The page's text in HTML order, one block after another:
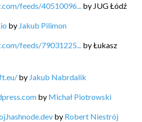
feeds/40510096... by JUG Łódź
by Jakub Pilimon
feeds/79031225... byŁukasz
by Jakub Nabrdalik
by Michał Piotrowski
by Robert Niestrój